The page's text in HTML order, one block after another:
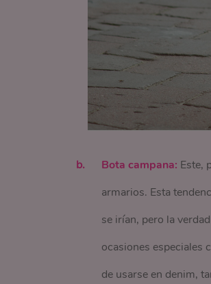
Bota campana: Este,
armarios. Esta
se irían, pero la
ocasiones especiales
de usarse en denim,